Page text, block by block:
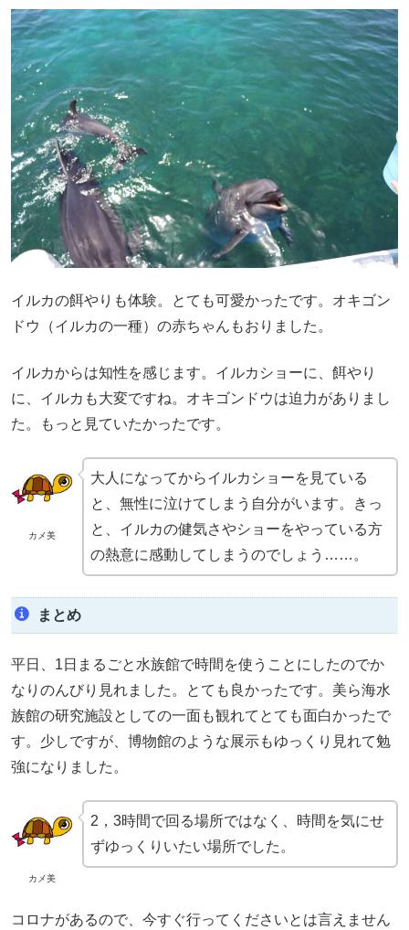
イルカの餌やりも体験。とても可愛かったです。オキゴン
ドウ（イルカの一種）の赤ちゃんもおりました。
イルカからは知性を感じます。イルカショーに、餌やり
に、イルカも大変ですね。オキゴンドウは迫力がありまし
た。もっと見ていたかったです。
カメ美
大人になってからイルカショーを見ている
と、無性に泣けてしまう自分がいます。きっ
と、イルカの健気さやショーをやっている方
の熱意に感動してしまうのでしょう……。
まとめ
平日、1日まるごと水族館で時間を使うことにしたのでか
なりのんびり見れました。とても良かったです。美ら海水
族館の研究施設としての一面も観れてとても面白かったで
す。少しですが、博物館のような展示もゆっくり見れて勉
強になりました。
カメ美
2，3時間で回る場所ではなく、時間を気にせ
ずゆっくりいたい場所でした。
コロナがあるので、今すぐ行ってくださいとは言えません